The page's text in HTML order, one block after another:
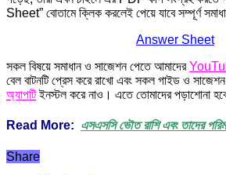
Sheet” বোতামে ক্লিক করলেই পেয়ে যাবে সম্পূর্ণ
Answer Sheet
সকল বিষয়ে সমাধান ও সাজেশন পেতে আমাদের
বেল বাটনটি প্রেস করে রাখো এবং সকল গাইড ও
অ্যাপটিইনস্টল করে নাও। এতে তোমাদের পড়াশোনা
Read More: এসএসসি ভৌত রাশি এবং তাদের
Share